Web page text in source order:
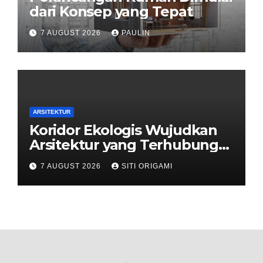
dari Konsep yang Tepat
7 AUGUST 2026 PAULIN
ARSITEKTUR
Koridor Ekologis Wujudkan
Arsitektur yang Terhubung
dengan Alam
7 AUGUST 2026 SITI ORIGAMI